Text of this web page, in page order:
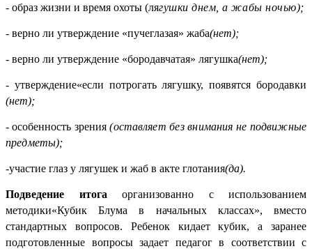
- образ жизни и время охоты (лягушки днем, а жабы ночью);
- верно ли утверждение «пучеглазая» жаба(нет);
- верно ли утверждение «бородавчатая» лягушка(нет);
- утверждение«если потрогать лягушку, появятся бородавки
(нет);
- особенность зрения(оставляет без внимания не подвижные
предметы);
-участие глаз у лягушек и жаб в акте глотания(да).
Подведение итога организованно с использованием
методики«Кубик Блума в начальных классах», вместо
стандартных вопросов. Ребенок кидает кубик, а заранее
подготовленные вопросы задает педагог в соответствии с